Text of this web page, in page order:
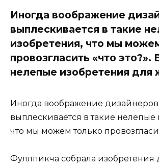
Иногда воображение
выплескивается в такие
изобретения, что мы
провозгласить «что это?».
нелепые изобретения для
Иногда воображение дизайнеров
выплескивается в такие нелепые
что мы можем только
Фуллпикча собрала